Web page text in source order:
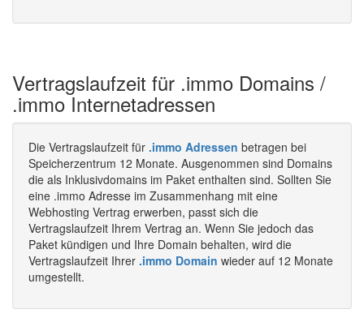
Vertragslaufzeit für .immo Domains /
.immo Internetadressen
Die Vertragslaufzeit für .immo Adressen betragen bei
Speicherzentrum 12 Monate. Ausgenommen sind Domains
die als Inklusivdomains im Paket enthalten sind. Sollten Sie
eine .immo Adresse im Zusammenhang mit eine
Webhosting Vertrag erwerben, passt sich die
Vertragslaufzeit Ihrem Vertrag an. Wenn Sie jedoch das
Paket kündigen und Ihre Domain behalten, wird die
Vertragslaufzeit Ihrer .immo Domain wieder auf 12 Monate
umgestellt.